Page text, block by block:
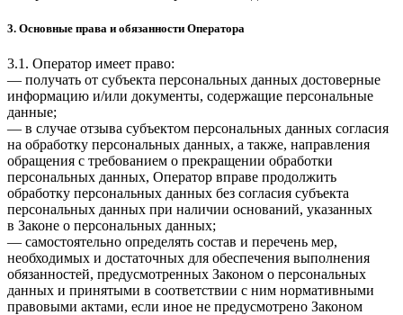
3. Основные права и обязанности Оператора
3.1. Оператор имеет право:
— получать от субъекта персональных данных достоверные
информацию и/или документы, содержащие персональные
данные;
— в случае отзыва субъектом персональных данных согласия
на обработку персональных данных, а также, направления
обращения с требованием о прекращении обработки
персональных данных, Оператор вправе продолжить
обработку персональных данных без согласия субъекта
персональных данных при наличии оснований, указанных
в Законе о персональных данных;
— самостоятельно определять состав и перечень мер,
необходимых и достаточных для обеспечения выполнения
обязанностей, предусмотренных Законом о персональных
данных и принятыми в соответствии с ним нормативными
правовыми актами, если иное не предусмотрено Законом